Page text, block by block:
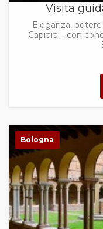
Visita
Eleganza,
Caprara – con
Bologna